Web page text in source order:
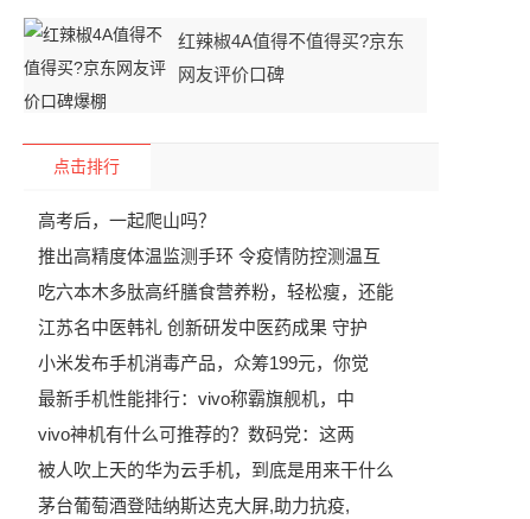
红辣椒4A值得不值得买?京东
网友评价口碑
点击排行
高考后，一起爬山吗？
推出高精度体温监测手环 令疫情防控测温互
吃六本木多肽高纤膳食营养粉，轻松瘦，还能
江苏名中医韩礼 创新研发中医药成果 守护
小米发布手机消毒产品，众筹199元，你觉
最新手机性能排行：vivo称霸旗舰机，中
vivo神机有什么可推荐的？数码党：这两
被人吹上天的华为云手机，到底是用来干什么
​茅台葡萄酒登陆纳斯达克大屏,助力抗疫,